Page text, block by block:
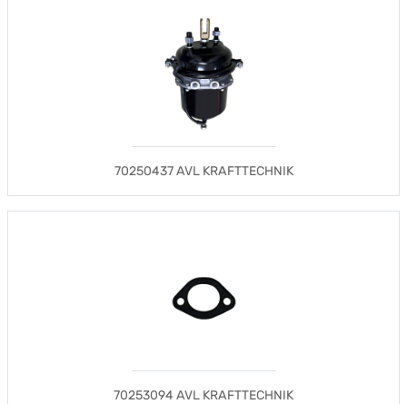
70250437 AVL KRAFTTECHNIK
70253094 AVL KRAFTTECHNIK